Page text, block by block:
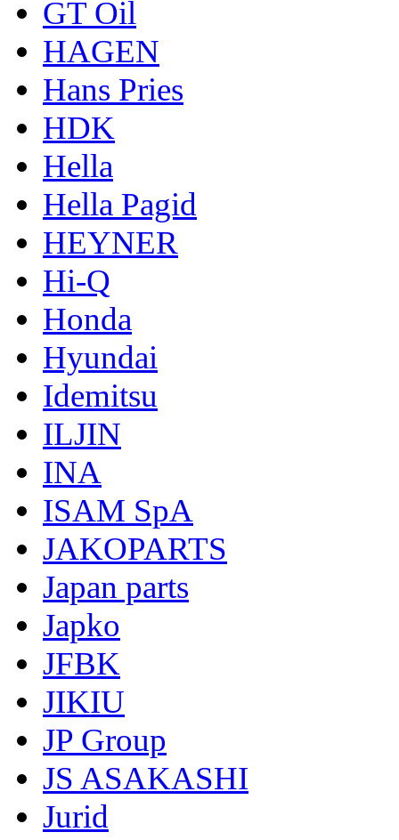
GT Oil
HAGEN
Hans Pries
HDK
Hella
Hella Pagid
HEYNER
Hi-Q
Honda
Hyundai
Idemitsu
ILJIN
INA
ISAM SpA
JAKOPARTS
Japan parts
Japko
JFBK
JIKIU
JP Group
JS ASAKASHI
Jurid